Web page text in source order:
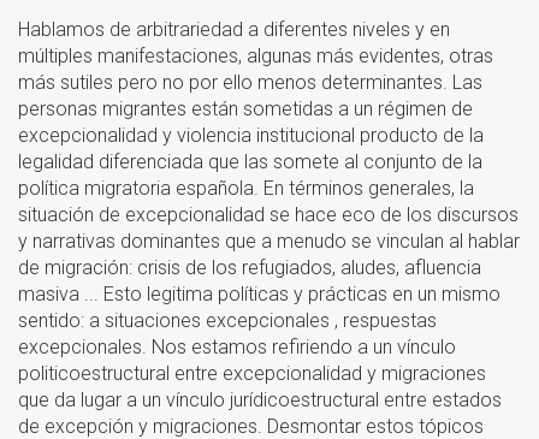
Hablamos de arbitrariedad a diferentes niveles y en
múltiples manifestaciones, algunas más evidentes, otras
más sutiles pero no por ello menos determinantes. Las
personas migrantes están sometidas a un régimen de
excepcionalidad y violencia institucional producto de la
legalidad diferenciada que las somete al conjunto de la
política migratoria española. En términos generales, la
situación de excepcionalidad se hace eco de los discursos
y narrativas dominantes que a menudo se vinculan al hablar
de migración: crisis de los refugiados, aludes, afluencia
masiva ... Esto legitima políticas y prácticas en un mismo
sentido: a situaciones excepcionales , respuestas
excepcionales. Nos estamos refiriendo a un vínculo
politicoestructural entre excepcionalidad y migraciones
que da lugar a un vínculo jurídicoestructural entre estados
de excepción y migraciones. Desmontar estos tópicos